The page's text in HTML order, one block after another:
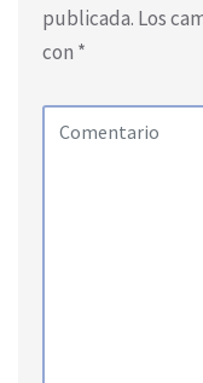
publicada. Los
con *